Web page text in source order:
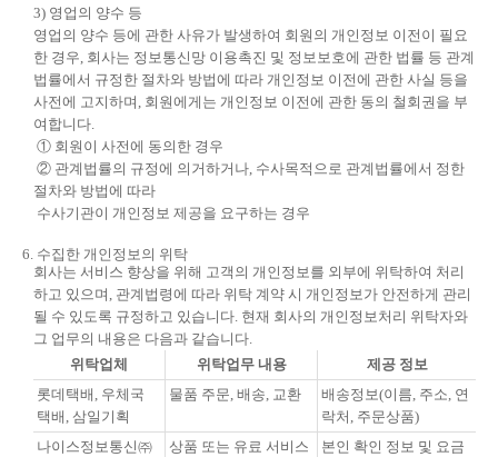
3) 영업의 양수 등
영업의 양수 등에 관한 사유가 발생하여 회원의 개인정보 이전이 필요
한 경우, 회사는 정보통신망 이용촉진 및 정보보호에 관한 법률 등 관계
법률에서 규정한 절차와 방법에 따라 개인정보 이전에 관한 사실 등을
사전에 고지하며, 회원에게는 개인정보 이전에 관한 동의 철회권을 부
여합니다.
① 회원이 사전에 동의한 경우
② 관계법률의 규정에 의거하거나, 수사목적으로 관계법률에서 정한
절차와 방법에 따라
수사기관이 개인정보 제공을 요구하는 경우
6. 수집한 개인정보의 위탁
회사는 서비스 향상을 위해 고객의 개인정보를 외부에 위탁하여 처리
하고 있으며, 관계법령에 따라 위탁 계약 시 개인정보가 안전하게 관리
될 수 있도록 규정하고 있습니다. 현재 회사의 개인정보처리 위탁자와
그 업무의 내용은 다음과 같습니다.
위탁업체
위탁업무 내용
제공 정보
롯데택배, 우체국
택배, 삼일기획
물품 주문, 배송, 교환
배송정보(이름, 주소, 연
락처, 주문상품)
나이스정보통신㈜
상품 또는 유료 서비스
본인 확인 정보 및 요금